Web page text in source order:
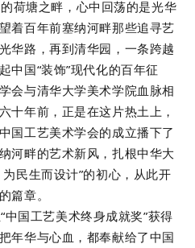
荷塘之畔，心中回荡的是光华
着百年前塞纳河畔那些追寻艺
华路，再到清华园，一条跨越
中国“装饰”现代化的百年征
会与清华大学美术学院血脉相
十年前，正是在这片热土上，
国工艺美术学会的成立播下了
河畔的艺术新风，扎根中华大
民生而设计”的初心，从此开
篇章。
“中国工艺美术终身成就奖”获得
年华与心血，都奉献给了中国